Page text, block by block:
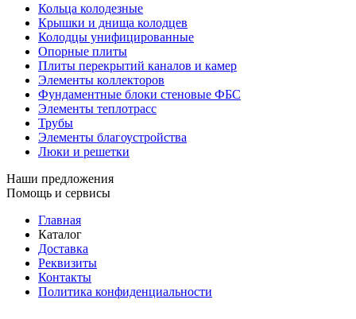
Кольца колодезные
Крышки и днища колодцев
Колодцы унифицированные
Опорные плиты
Плиты перекрытий каналов и камер
Элементы коллекторов
Фундаментные блоки стеновые ФБС
Элементы теплотрасс
Трубы
Элементы благоустройства
Люки и решетки
Наши предложения
Помощь и сервисы
Главная
Каталог
Доставка
Реквизиты
Контакты
Политика конфиденциальности